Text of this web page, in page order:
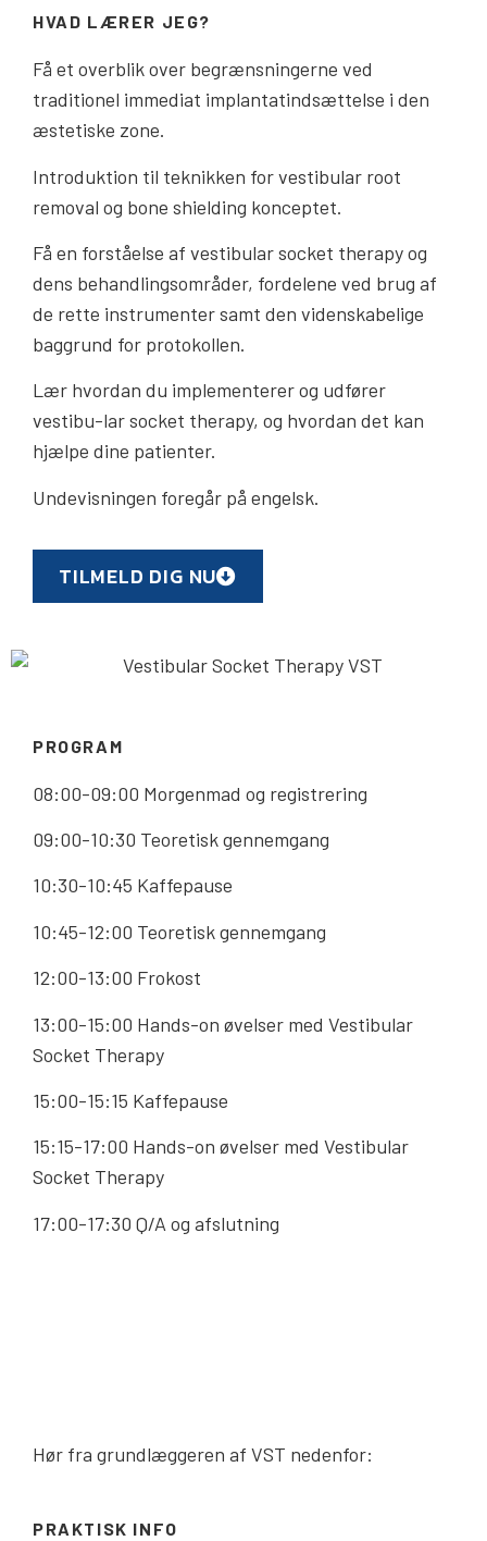
HVAD LÆRER JEG?
Få et overblik over begrænsningerne ved
traditionel immediat implantatindsættelse i den
æstetiske zone.
Introduktion til teknikken for vestibular root
removal og bone shielding konceptet.
Få en forståelse af vestibular socket therapy og
dens behandlingsområder, fordelene ved brug af
de rette instrumenter samt den videnskabelige
baggrund for protokollen.
Lær hvordan du implementerer og udfører
vestibu-lar socket therapy, og hvordan det kan
hjælpe dine patienter.
Undevisningen foregår på engelsk.
TILMELD DIG NU
PROGRAM
08:00-09:00 Morgenmad og registrering
09:00-10:30 Teoretisk gennemgang
10:30-10:45 Kaffepause
10:45-12:00 Teoretisk gennemgang
12:00-13:00 Frokost
13:00-15:00 Hands-on øvelser med Vestibular
Socket Therapy
15:00-15:15 Kaffepause
15:15-17:00 Hands-on øvelser med Vestibular
Socket Therapy
17:00-17:30 Q/A og afslutning
Hør fra grundlæggeren af VST nedenfor:
PRAKTISK INFO